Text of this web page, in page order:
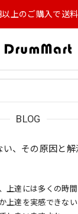
上のご購入で送料
BLOG
い、その原因と解
上達には多くの時間
上達を実感できな